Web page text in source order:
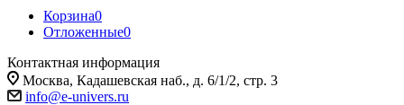
Корзина0
Отложенные0
Контактная информация
Москва, Кадашевская наб., д. 6/1/2, стр. 3
info@e-univers.ru